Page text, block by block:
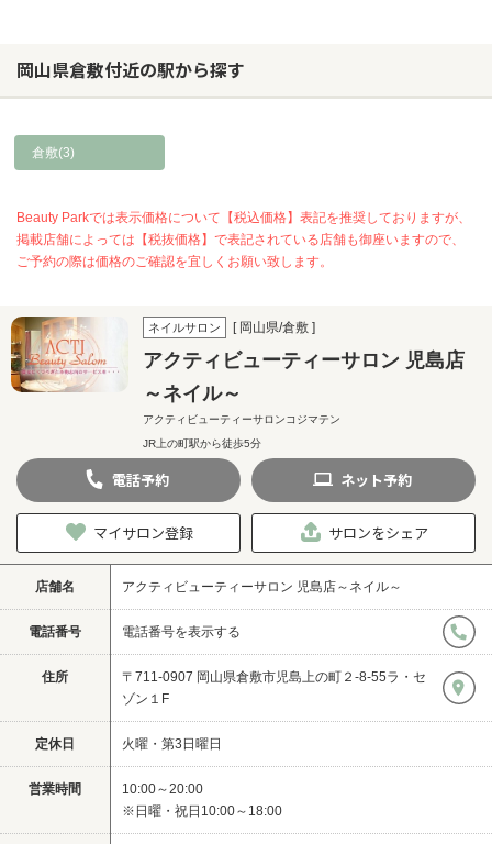
岡山県倉敷付近の駅から探す
倉敷(3)
Beauty Parkでは表示価格について【税込価格】表記を推奨しておりますが、
掲載店舗によっては【税抜価格】で表記されている店舗も御座いますので、
ご予約の際は価格のご確認を宜しくお願い致します。
ネイルサロン [ 岡山県/倉敷 ]
アクティビューティーサロン 児島店
～ネイル～
アクティビューティーサロンコジマテン
JR上の町駅から徒歩5分
電話予約 ネット予約
マイサロン登録 サロンをシェア
店舗名 アクティビューティーサロン 児島店～ネイル～
電話番号 電話番号を表示する
住所
〒711-0907 岡山県倉敷市児島上の町２-8-55ラ・セ
ゾン１F
定休日 火曜・第3日曜日
営業時間
10:00～20:00
※日曜・祝日10:00～18:00